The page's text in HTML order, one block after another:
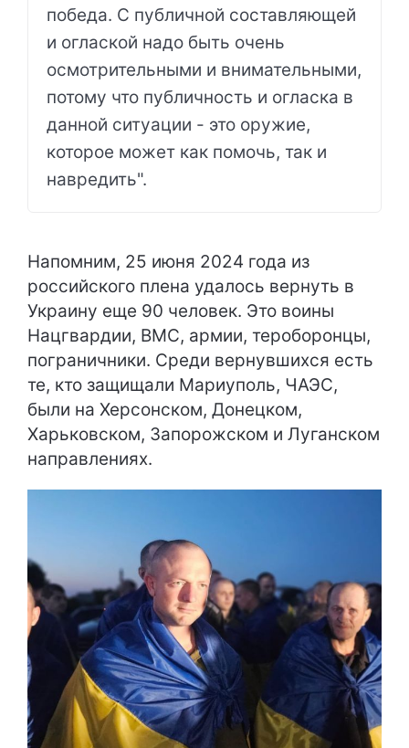
победа. С публичной составляющей
и оглаской надо быть очень
осмотрительными и внимательными,
потому что публичность и огласка в
данной ситуации - это оружие,
которое может как помочь, так и
навредить".
Напомним, 25 июня 2024 года из
российского плена удалось вернуть в
Украину еще 90 человек. Это воины
Нацгвардии, ВМС, армии, тероборонцы,
пограничники. Среди вернувшихся есть
те, кто защищали Мариуполь, ЧАЭС,
были на Херсонском, Донецком,
Харьковском, Запорожском и Луганском
направлениях.